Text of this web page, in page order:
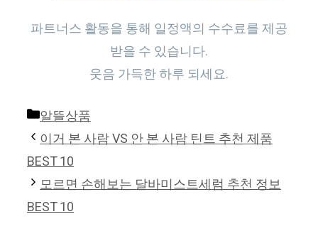
파트너스 활동을 통해 일정액의 수수료를 제공
받을 수 있습니다.
웃음 가득한 하루 되세요.
Categories
알뜰상품
이거 본 사람 VS 안 본 사람 틴트 추천 제품
BEST 10
모르면 손해보는 달바미스트세럼 추천 정보
BEST 10